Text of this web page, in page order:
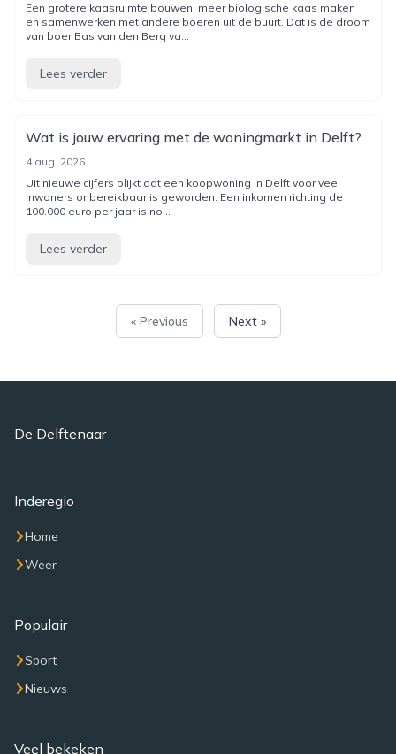
Een grotere kaasruimte bouwen, meer biologische kaas maken
en samenwerken met andere boeren uit de buurt. Dat is de droom
van boer Bas van den Berg va...
Lees verder
Wat is jouw ervaring met de woningmarkt in Delft?
4 aug. 2026
Uit nieuwe cijfers blijkt dat een koopwoning in Delft voor veel
inwoners onbereikbaar is geworden. Een inkomen richting de
100.000 euro per jaar is no...
Lees verder
« Previous Next »
De Delftenaar
Inderegio
Home
Weer
Populair
Sport
Nieuws
Veel bekeken